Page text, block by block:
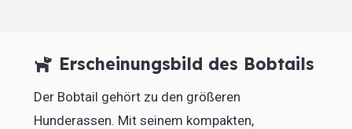
Erscheinungsbild des Bobtails
Der Bobtail gehört zu den größeren
Hunderassen. Mit seinem kompakten,